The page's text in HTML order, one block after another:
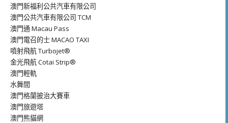
澳門新福利公共汽車有限公司
澳門公共汽車有限公司 TCM
澳門通 Macau Pass
澳門電召的士 MACAO TAXI
噴射飛航 Turbojet®
金光飛航 Cotai Strip®
澳門輕軌
水舞間
澳門格蘭披治大賽車
澳門旅遊塔
澳門熊貓網